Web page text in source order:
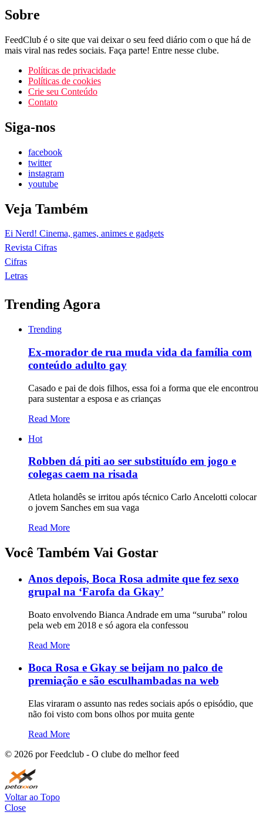
Sobre
FeedClub é o site que vai deixar o seu feed diário com o que há de
mais viral nas redes sociais. Faça parte! Entre nesse clube.
Políticas de privacidade
Políticas de cookies
Crie seu Conteúdo
Contato
Siga-nos
facebook
twitter
instagram
youtube
Veja Também
Ei Nerd! Cinema, games, animes e gadgets
Revista Cifras
Cifras
Letras
Trending Agora
Trending
Ex-morador de rua muda vida da família com
conteúdo adulto gay
Casado e pai de dois filhos, essa foi a forma que ele encontrou
para sustentar a esposa e as crianças
Read More
Hot
Robben dá piti ao ser substituído em jogo e
colegas caem na risada
Atleta holandês se irritou após técnico Carlo Ancelotti colocar
o jovem Sanches em sua vaga
Read More
Você Também Vai Gostar
Anos depois, Boca Rosa admite que fez sexo
grupal na ‘Farofa da Gkay’
Boato envolvendo Bianca Andrade em uma “suruba” rolou
pela web em 2018 e só agora ela confessou
Read More
Boca Rosa e Gkay se beijam no palco de
premiação e são esculhambadas na web
Elas viraram o assunto nas redes sociais após o episódio, que
não foi visto com bons olhos por muita gente
Read More
© 2026 por Feedclub - O clube do melhor feed
Voltar ao Topo
Close